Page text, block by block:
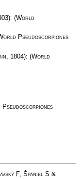
(World
Pseudoscorpiones
, 1804): (World
F, Španiel S &